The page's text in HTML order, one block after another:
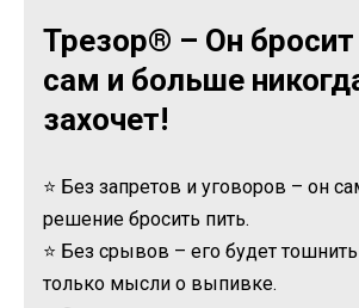
Трезор® – Он бросит
сам и больше
захочет!
⭐ Без запретов и уговоров – он
решение бросить пить.
⭐ Без срывов – его будет
только мысли о выпивке.